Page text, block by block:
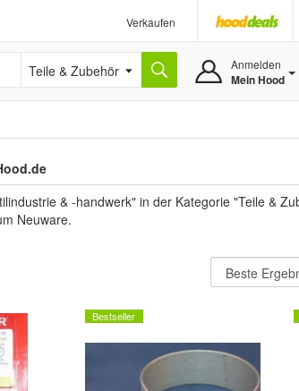
Verkaufen
Teile & Zubehör Anmelden
Mein Hood
& -handwerk" in der Kategorie "Teile &
Neuware.
Bestseller